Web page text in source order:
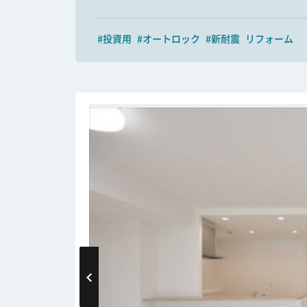
#投資用 #オートロック #新耐震 リフォーム